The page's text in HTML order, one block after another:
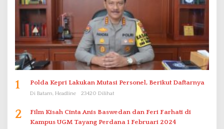
1 Polda Kepri Lakukan Mutasi Personel, Berikut Daftarnya
Di Batam, Headline 23420 Dilihat
2
Film Kisah Cinta Anis Baswedan dan Feri Farhati di
Kampus UGM Tayang Perdana 1 Februari 2024